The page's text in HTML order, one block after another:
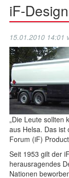
iF-
15.01.2010 14:01
„Die Leute sollten
aus Helsa. Das ist
Forum (iF)
Seit 1953 gilt der
herausragendes
Nationen